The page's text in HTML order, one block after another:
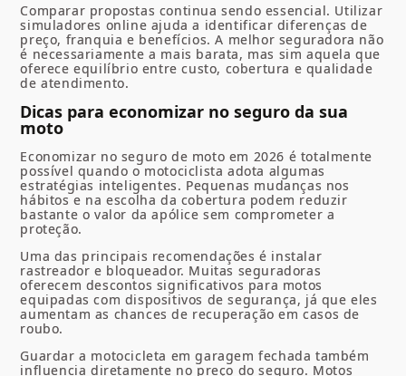
Comparar propostas continua sendo essencial. Utilizar
simuladores online ajuda a identificar diferenças de
preço, franquia e benefícios. A melhor seguradora não
é necessariamente a mais barata, mas sim aquela que
oferece equilíbrio entre custo, cobertura e qualidade
de atendimento.
Dicas para economizar no seguro da sua
moto
Economizar no seguro de moto em 2026 é totalmente
possível quando o motociclista adota algumas
estratégias inteligentes. Pequenas mudanças nos
hábitos e na escolha da cobertura podem reduzir
bastante o valor da apólice sem comprometer a
proteção.
Uma das principais recomendações é instalar
rastreador e bloqueador. Muitas seguradoras
oferecem descontos significativos para motos
equipadas com dispositivos de segurança, já que eles
aumentam as chances de recuperação em casos de
roubo.
Guardar a motocicleta em garagem fechada também
influencia diretamente no preço do seguro. Motos